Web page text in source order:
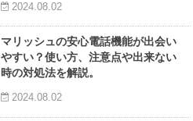
2024.08.02
マリッシュの安心電話機能が出会い
やすい？使い方、注意点や出来ない
時の対処法を解説。
2024.08.02